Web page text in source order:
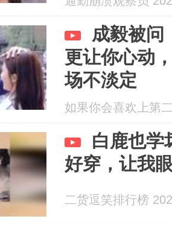
成毅被问
更让你心动
场不淡定
如果你会喜欢上第
白鹿也学
好穿，让我
二货逗笑排行榜